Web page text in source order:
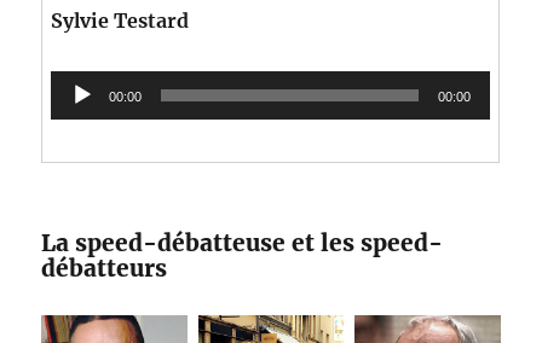
Sylvie Testard
Lecteur
audio
00:00 00:00
La speed-débatteuse et les speed-
débatteurs